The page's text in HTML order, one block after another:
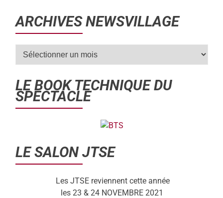
ARCHIVES NEWSVILLAGE
LE BOOK TECHNIQUE DU
SPECTACLE
LE SALON JTSE
Les JTSE reviennent cette année
les 23 & 24 NOVEMBRE 2021